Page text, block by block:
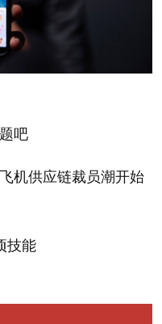
。接着，他们发出了
委托书上，我没有获
险。
留任董事吗？
的想法是：“你们显
吧
机供应链裁员潮开始
技能